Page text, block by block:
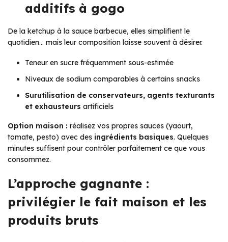
additifs à gogo
De la ketchup à la sauce barbecue, elles simplifient le
quotidien… mais leur composition laisse souvent à désirer.
Teneur en sucre fréquemment sous-estimée
Niveaux de sodium comparables à certains snacks
Surutilisation de conservateurs, agents texturants
et exhausteurs artificiels
Option maison : réalisez vos propres sauces (yaourt,
tomate, pesto) avec des ingrédients basiques. Quelques
minutes suffisent pour contrôler parfaitement ce que vous
consommez.
L’approche gagnante :
privilégier le fait maison et les
produits bruts